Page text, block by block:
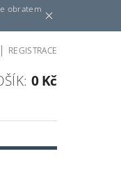
obratem
| REGISTRACE
0 Kč